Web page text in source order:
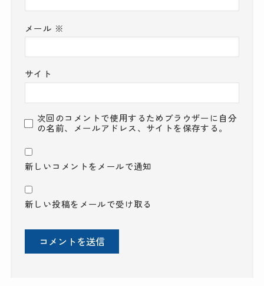
メール ※
サイト
次回のコメントで使用するためブラウザーに自分
の名前、メールアドレス、サイトを保存する。
新しいコメントをメールで通知
新しい投稿をメールで受け取る